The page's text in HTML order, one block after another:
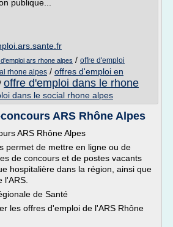
publique...
ars rhone alpes / offre d'emploi
rhone alpes / offres d'emploi en
offre d'emploi dans le rhone
dans le social rhone alpes
ARS Rhône Alpes
ARS Rhône Alpes
permet de mettre en ligne ou de
de concours et de postes vacants
hospitalière dans la région, ainsi que
l'ARS.
de Santé
les offres d'emploi de l'ARS Rhône